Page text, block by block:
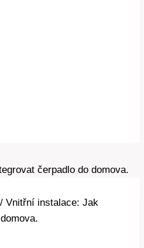
/ Vnitřní instalace: Jak